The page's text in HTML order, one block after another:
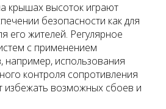
крышах высоток играют
безопасности как для
его жителей. Регулярное
с применением
использования
контроля сопротивления
избежать возможных сбоев и